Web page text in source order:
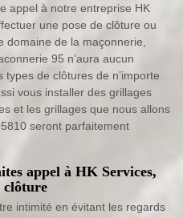
appel à notre entreprise HK
une pose de clôture ou
domaine de la maçonnerie,
95 n’aura aucun
de clôtures de n’importe
vous installer des grillages
et les grillages que nous allons
seront parfaitement
appel à HK Services,
clôture
intimité en évitant les regards